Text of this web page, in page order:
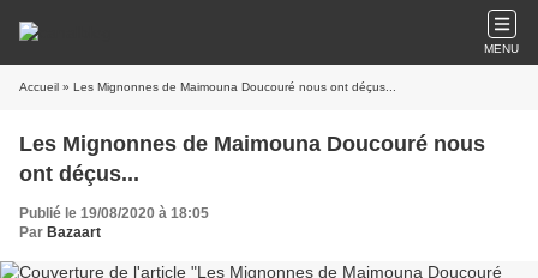
MENU
Accueil » Les Mignonnes de Maimouna Doucouré nous ont déçus...
Les Mignonnes de Maimouna Doucouré nous
ont déçus...
Publié le 19/08/2020 à 18:05
Par Bazaart